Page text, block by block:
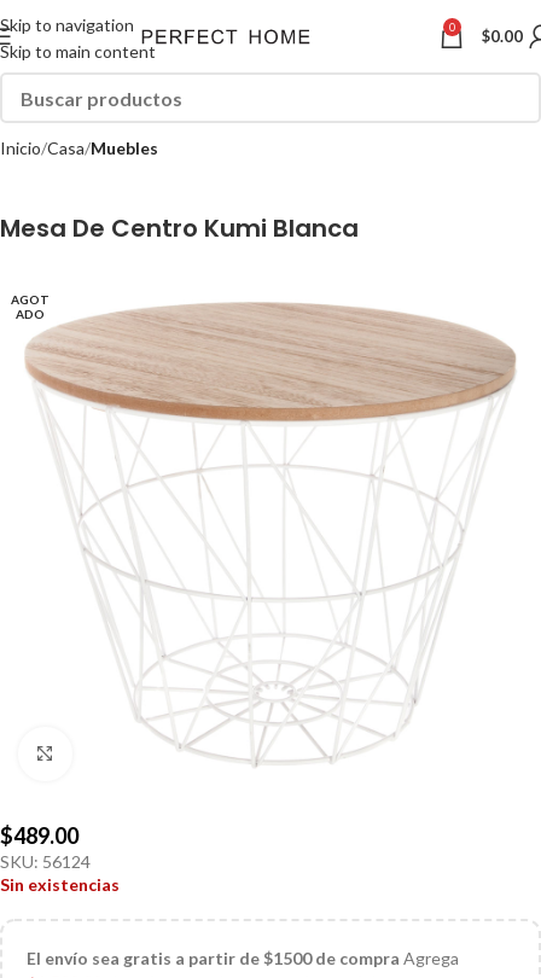
Skip to navigation
Skip to main content
0 $0.00
Inicio Casa Muebles
Mesa De Centro Kumi Blanca
AGOT
ADO
Click to enlarge
$489.00
SKU: 56124
Sin existencias
El envío sea gratis a partir de $1500 de compra Agrega